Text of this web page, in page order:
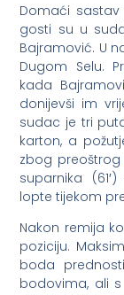
Domaći
gosti su u
Bajramović. U
Dugom Selu.
kada
donijevši im
sudac je tri
karton, a
zbog preoštrog
suparnika
lopte tijekom
Nakon remija
poziciju.
boda
bodovima, ali s